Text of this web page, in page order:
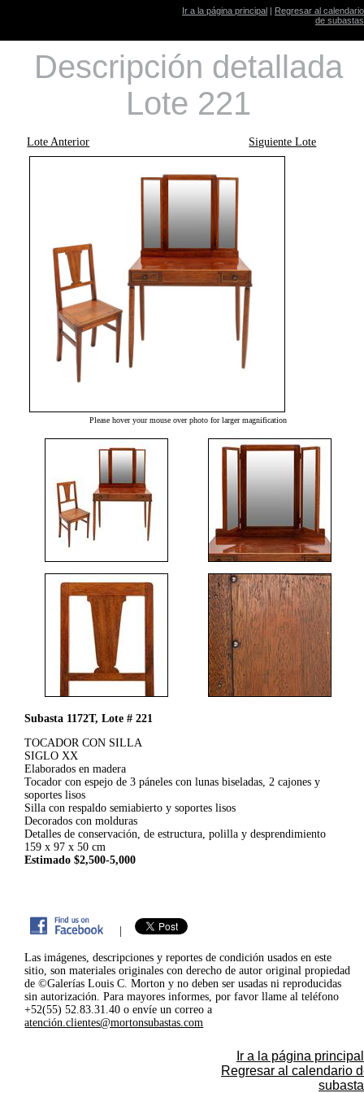
Ir a la página principal | Regresar al calendario
de subastas
Descripción detallada
Lote 221
Lote Anterior Siguiente Lote
Please hover your mouse over photo for larger magnification
Subasta 1172T, Lote # 221
TOCADOR CON SILLA
SIGLO XX
Elaborados en madera
Tocador con espejo de 3 páneles con lunas biseladas, 2 cajones y
soportes lisos
Silla con respaldo semiabierto y soportes lisos
Decorados con molduras
Detalles de conservación, de estructura, polilla y desprendimiento
159 x 97 x 50 cm
Estimado $2,500-5,000
|
Las imágenes, descripciones y reportes de condición usados en este
sitio, son materiales originales con derecho de autor original propiedad
de ©Galerías Louis C. Morton y no deben ser usadas ni reproducidas
sin autorización. Para mayores informes, por favor llame al teléfono
+52(55) 52.83.31.40 o envíe un correo a
atención.clientes@mortonsubastas.com
Ir a la página principal
Regresar al calendario